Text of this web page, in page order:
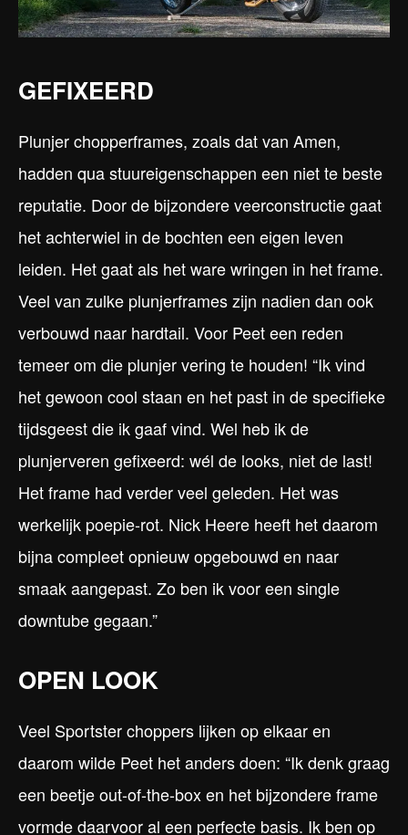
GEFIXEERD
Plunjer chopperframes, zoals dat van Amen,
hadden qua stuureigenschappen een niet te beste
reputatie. Door de bijzondere veerconstructie gaat
het achterwiel in de bochten een eigen leven
leiden. Het gaat als het ware wringen in het frame.
Veel van zulke plunjerframes zijn nadien dan ook
verbouwd naar hardtail. Voor Peet een reden
temeer om die plunjer vering te houden! “Ik vind
het gewoon cool staan en het past in de specifieke
tijdsgeest die ik gaaf vind. Wel heb ik de
plunjerveren gefixeerd: wél de looks, niet de last!
Het frame had verder veel geleden. Het was
werkelijk poepie-rot. Nick Heere heeft het daarom
bijna compleet opnieuw opgebouwd en naar
smaak aangepast. Zo ben ik voor een single
downtube gegaan.”
OPEN LOOK
Veel Sportster choppers lijken op elkaar en
daarom wilde Peet het anders doen: “Ik denk graag
een beetje out-of-the-box en het bijzondere frame
vormde daarvoor al een perfecte basis. Ik ben op